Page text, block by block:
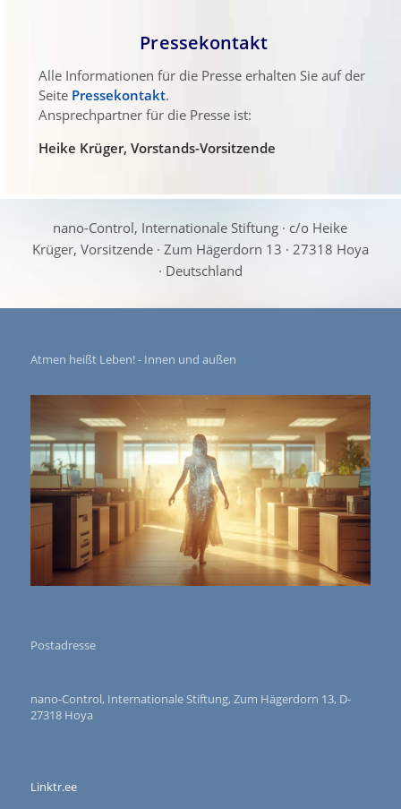
Pressekontakt
Alle Informationen für die Presse erhalten Sie auf der
Seite Pressekontakt.
Ansprechpartner für die Presse ist:
Heike Krüger, Vorstands-Vorsitzende
nano-Control, Internationale Stiftung · c/o Heike
Krüger, Vorsitzende · Zum Hägerdorn 13 · 27318 Hoya
· Deutschland
Atmen heißt Leben! - Innen und außen
Postadresse
nano-Control, Internationale Stiftung, Zum Hägerdorn 13, D-
27318 Hoya
Linktr.ee